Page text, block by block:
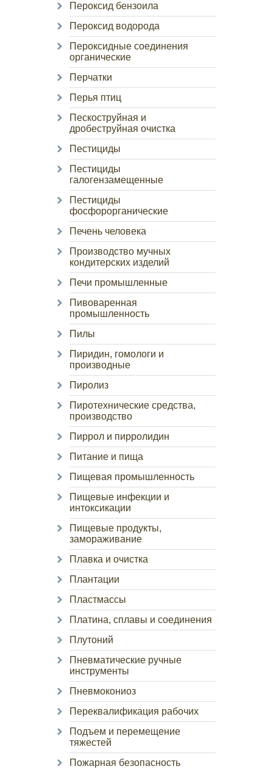
Пероксид бензоила
Пероксид водорода
Пероксидные соединения
органические
Перчатки
Перья птиц
Пескоструйная и
дробеструйная очистка
Пестициды
Пестициды
галогензамещенные
Пестициды
фосфорорганические
Печень человека
Производство мучных
кондитерских изделий
Печи промышленные
Пивоваренная
промышленность
Пилы
Пиридин, гомологи и
производные
Пиролиз
Пиротехнические средства,
производство
Пиррол и пирролидин
Питание и пища
Пищевая промышленность
Пищевые инфекции и
интоксикации
Пищевые продукты,
замораживание
Плавка и очистка
Плантации
Пластмассы
Платина, сплавы и соединения
Плутоний
Пневматические ручные
инструменты
Пневмокониоз
Переквалификация рабочих
Подъем и перемещение
тяжестей
Пожарная безопасность